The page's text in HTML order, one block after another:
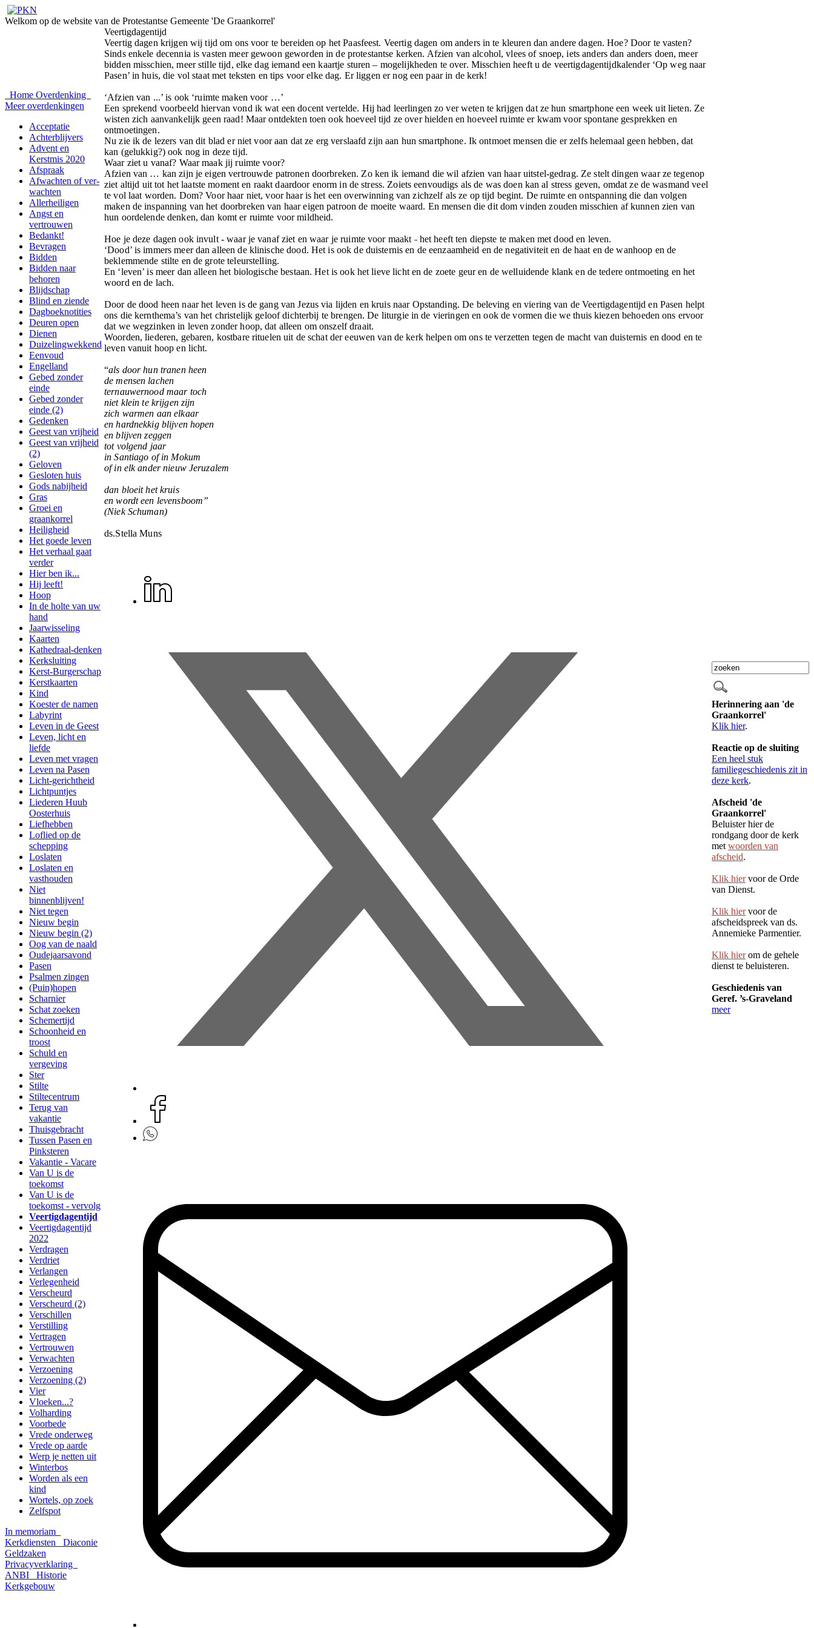
Welkom op de website van de Protestantse Gemeente 'De Graankorrel'
Home Overdenking
Meer overdenkingen
Acceptatie
Achterblijvers
Advent en
Kerstmis 2020
Afspraak
Afwachten of ver-
wachten
Allerheiligen
Angst en
vertrouwen
Bedankt!
Bevragen
Bidden
Bidden naar
behoren
Blijdschap
Blind en ziende
Dagboeknotities
Deuren open
Dienen
Duizelingwekkend
Eenvoud
Engelland
Gebed zonder
einde
Gebed zonder
einde (2)
Gedenken
Geest van vrijheid
Geest van vrijheid
(2)
Geloven
Gesloten huis
Gods nabijheid
Gras
Groei en
graankorrel
Heiligheid
Het goede leven
Het verhaal gaat
verder
Hier ben ik...
Hij leeft!
Hoop
In de holte van uw
hand
Jaarwisseling
Kaarten
Kathedraal-denken
Kerksluiting
Kerst-Burgerschap
Kerstkaarten
Kind
Koester de namen
Labyrint
Leven in de Geest
Leven, licht en
liefde
Leven met vragen
Leven na Pasen
Licht-gerichtheid
Lichtpuntjes
Liederen Huub
Oosterhuis
Liefhebben
Loflied op de
schepping
Loslaten
Loslaten en
vasthouden
Niet
binnenblijven!
Niet tegen
Nieuw begin
Nieuw begin (2)
Oog van de naald
Oudejaarsavond
Pasen
Psalmen zingen
(Puin)hopen
Scharnier
Schat zoeken
Schemertijd
Schoonheid en
troost
Schuld en
vergeving
Ster
Stilte
Stiltecentrum
Terug van
vakantie
Thuisgebracht
Tussen Pasen en
Pinksteren
Vakantie - Vacare
Van U is de
toekomst
Van U is de
toekomst - vervolg
Veertigdagentijd
Veertigdagentijd
2022
Verdragen
Verdriet
Verlangen
Verlegenheid
Verscheurd
Verscheurd (2)
Verschillen
Verstilling
Vertragen
Vertrouwen
Verwachten
Verzoening
Verzoening (2)
Vier
Vloeken...?
Volharding
Voorbede
Vrede onderweg
Vrede op aarde
Werp je netten uit
Winterbos
Worden als een
kind
Wortels, op zoek
Zelfspot
In memoriam
Kerkdiensten
Diaconie
Geldzaken
Privacyverklaring
ANBI
Historie
Kerkgebouw
Veertigdagentijd
Veertig dagen krijgen wij tijd om ons voor te bereiden op het Paasfeest. Veertig dagen om anders in te kleuren dan andere dagen. Hoe? Door te vasten?
Sinds enkele decennia is vasten meer gewoon geworden in de protestantse kerken. Afzien van alcohol, vlees of snoep, iets anders dan anders doen, meer
bidden misschien, meer stille tijd, elke dag iemand een kaartje sturen – mogelijkheden te over. Misschien heeft u de veertigdagentijdkalender ‘Op weg naar
Pasen’ in huis, die vol staat met teksten en tips voor elke dag. Er liggen er nog een paar in de kerk!
‘Afzien van ...’ is ook ‘ruimte maken voor …’
Een sprekend voorbeeld hiervan vond ik wat een docent vertelde. Hij had leerlingen zo ver weten te krijgen dat ze hun smartphone een week uit lieten. Ze
wisten zich aanvankelijk geen raad! Maar ontdekten toen ook hoeveel tijd ze over hielden en hoeveel ruimte er kwam voor spontane gesprekken en
ontmoetingen.
Nu zie ik de lezers van dit blad er niet voor aan dat ze erg verslaafd zijn aan hun smartphone. Ik ontmoet mensen die er zelfs helemaal geen hebben, dat
kan (gelukkig?) ook nog in deze tijd.
Waar ziet u vanaf? Waar maak jij ruimte voor?
Afzien van … kan zijn je eigen vertrouwde patronen doorbreken. Zo ken ik iemand die wil afzien van haar uitstel-gedrag. Ze stelt dingen waar ze tegenop
ziet altijd uit tot het laatste moment en raakt daardoor enorm in de stress. Zoiets eenvoudigs als de was doen kan al stress geven, omdat ze de wasmand veel
te vol laat worden. Dom? Voor haar niet, voor haar is het een overwinning van zichzelf als ze op tijd begint. De ruimte en ontspanning die dan volgen
maken de inspanning van het doorbreken van haar eigen patroon de moeite waard. En mensen die dit dom vinden zouden misschien af kunnen zien van
hun oordelende denken, dan komt er ruimte voor mildheid.
Hoe je deze dagen ook invult - waar je vanaf ziet en waar je ruimte voor maakt ˗ het heeft ten diepste te maken met dood en leven.
‘Dood’ is immers meer dan alleen de klinische dood. Het is ook de duisternis en de eenzaamheid en de negativiteit en de haat en de wanhoop en de
beklemmende stilte en de grote teleurstelling.
En ‘leven’ is meer dan alleen het biologische bestaan. Het is ook het lieve licht en de zoete geur en de welluidende klank en de tedere ontmoeting en het
woord en de lach.
Door de dood heen naar het leven is de gang van Jezus via lijden en kruis naar Opstanding. De beleving en viering van de Veertigdagentijd en Pasen helpt
ons die kernthema’s van het christelijk geloof dichterbij te brengen. De liturgie in de vieringen en ook de vormen die we thuis kiezen behoeden ons ervoor
dat we wegzinken in leven zonder hoop, dat alleen om onszelf draait.
Woorden, liederen, gebaren, kostbare rituelen uit de schat der eeuwen van de kerk helpen om ons te verzetten tegen de macht van duisternis en dood en te
leven vanuit hoop en licht.
“als door hun tranen heen
de mensen lachen
ternauwernood maar toch
niet klein te krijgen zijn
zich warmen aan elkaar
en hardnekkig blijven hopen
en blijven zeggen
tot volgend jaar
in Santiago of in Mokum
of in elk ander nieuw Jeruzalem
dan bloeit het kruis
en wordt een levensboom”
(Niek Schuman)
ds.Stella Muns
Herinnering aan 'de
Graankorrel'
Klik hier.
Reactie op de sluiting
Een heel stuk
familiegeschiedenis zit in
deze kerk.
Afscheid 'de
Graankorrel'
Beluister hier de
rondgang door de kerk
met woorden van
afscheid.
Klik hiervoor de Orde
van Dienst.
Klik hiervoor de
afscheidspreek van ds.
Annemieke Parmentier.
Klik hierom de gehele
dienst te beluisteren.
Geschiedenis van
Geref. ’s-Graveland
meer